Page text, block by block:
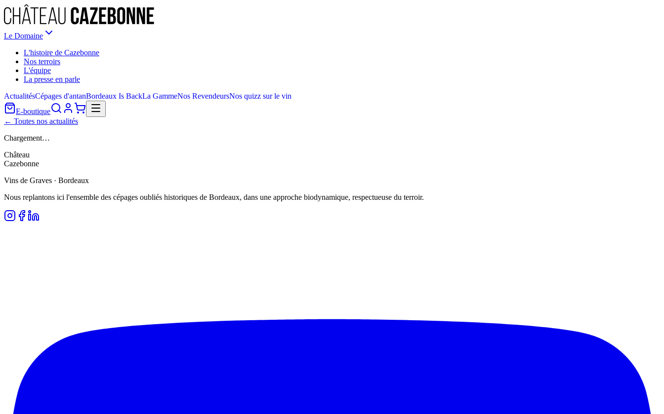
Le Domaine
L'histoire de Cazebonne
Nos terroirs
L'équipe
La presse en parle
ActualitésCépages d'antanBordeaux Is BackLa GammeNos RevendeursNos quizz sur le vin
E-boutique
← Toutes nos actualités
Chargement…
Château
Cazebonne
Vins de Graves · Bordeaux
Nous replantons ici l'ensemble des cépages oubliés historiques de Bordeaux, dans une approche biodynamique, respectueuse du terroir.